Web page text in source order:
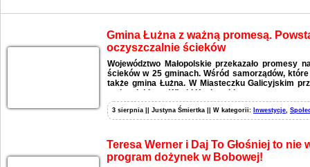
Gmina Łużna z ważną promesą.
oczyszczalnie ścieków
Województwo Małopolskie przekazało promesy
ścieków w 25 gminach. Wśród samorządów,
także gmina Łużna. W Miasteczku Galicyjskim
małopolskiego, Witold Kozłowski.
3 sierpnia || Justyna Śmiertka || W kategorii: Inwestycje
Teresa Werner i Daj To Głośniej to nie
program dożynek w Bobowej!